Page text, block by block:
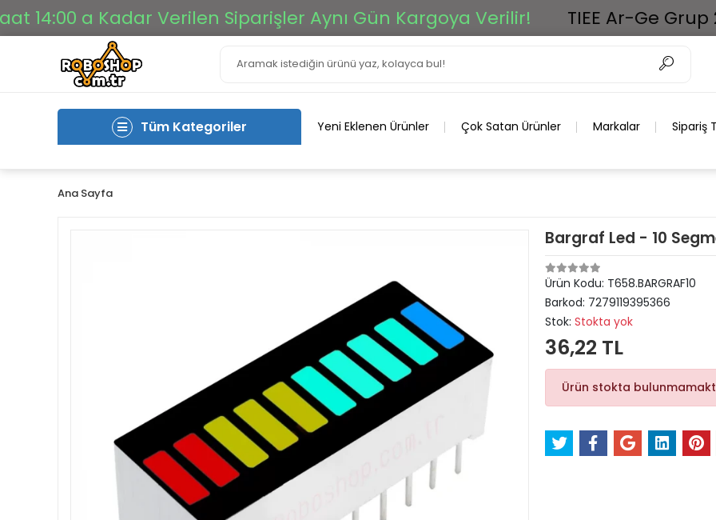
a Kadar Verilen Siparişler Aynı Gün Kargoya Verilir! TIEE Ar-Ge Grup
Tüm Kategoriler Yeni Eklenen Ürünler Çok Satan Ürünler Markalar Sipariş
Ana Sayfa
Bargraf Led - 10
Ürün Kodu: T658.BARGRAF10
Barkod: 7279119395366
Stok: Stokta yok
36,22 TL
Ürün stokta